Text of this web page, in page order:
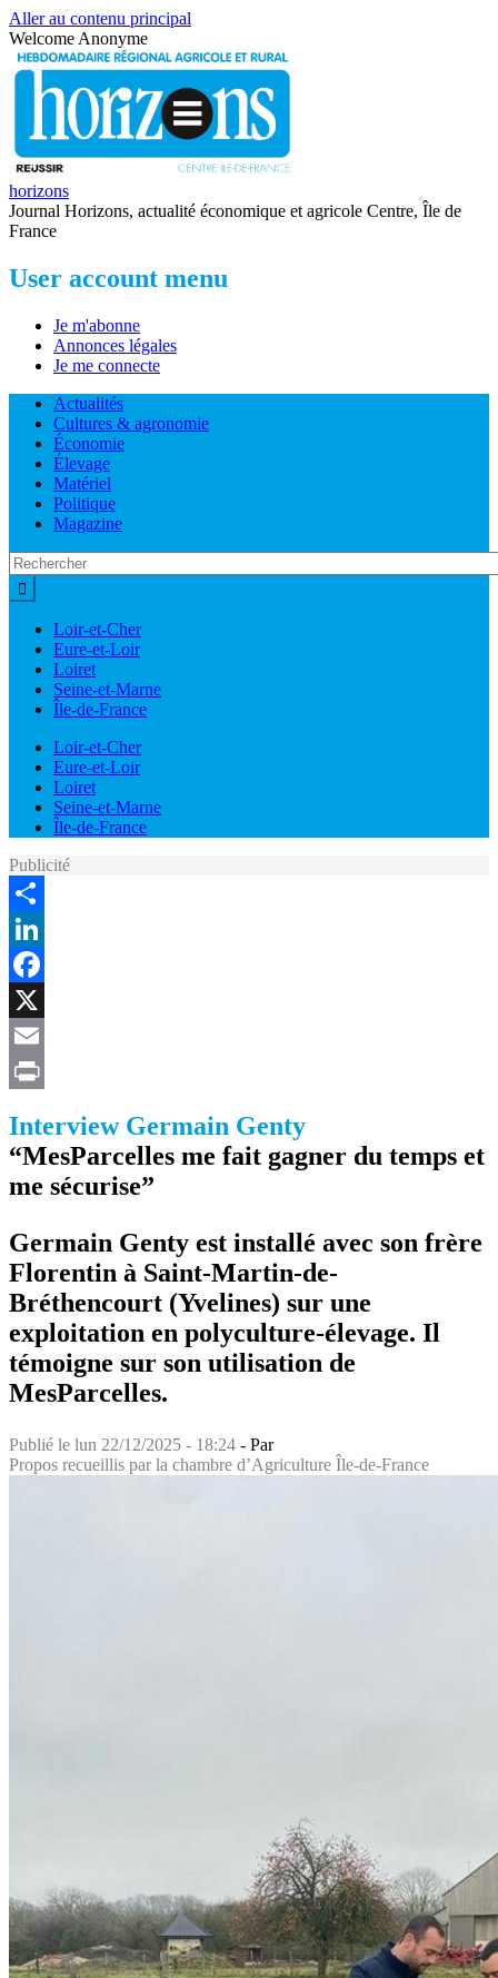
Aller au contenu principal
Welcome Anonyme
horizons
Journal Horizons, actualité économique et agricole Centre, Île de
France
User account menu
Je m'abonne
Annonces légales
Je me connecte
Actualités
Cultures & agronomie
Économie
Élevage
Matériel
Politique
Magazine
Loir-et-Cher
Eure-et-Loir
Loiret
Seine-et-Marne
Île-de-France
Loir-et-Cher
Eure-et-Loir
Loiret
Seine-et-Marne
Île-de-France
Publicité
Share
LinkedIn
Facebook
X
Email
Interview Germain Genty
“MesParcelles me fait gagner du temps et
me sécurise”
Germain Genty est installé avec son frère
Florentin à Saint-Martin-de-
Bréthencourt (Yvelines) sur une
exploitation en polyculture-élevage. Il
témoigne sur son utilisation de
MesParcelles.
Publié le lun 22/12/2025 - 18:24 - Par
Propos recueillis par la chambre d’Agriculture Île-de-France